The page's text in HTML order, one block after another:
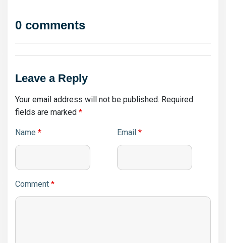
0 comments
Leave a Reply
Your email address will not be published. Required
fields are marked *
Name * Email *
Comment *